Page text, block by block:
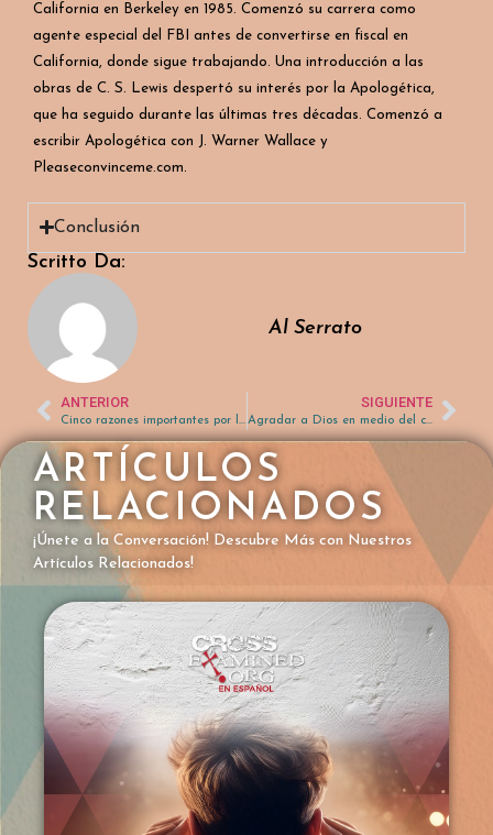
California en Berkeley en 1985. Comenzó su carrera como
agente especial del FBI antes de convertirse en fiscal en
California, donde sigue trabajando. Una introducción a
las
obras de C. S. Lewis despertó su interés por la Apologética,
que ha seguido durante las últimas tres décadas. Comenzó a
escribir Apologética con J. Warner Wallace y
Pleaseconvinceme.com.
Conclusión
Scritto Da:
Al Serrato
ANTERIOR
Cinco razones importantes por las que los cristianos deben estudiar apologética
SIGUIENTE
Agradar a Dios en medio del confinamiento
ARTÍCULOS
RELACIONADOS
¡Únete a la Conversación! Descubre Más con Nuestros
Artículos Relacionados!